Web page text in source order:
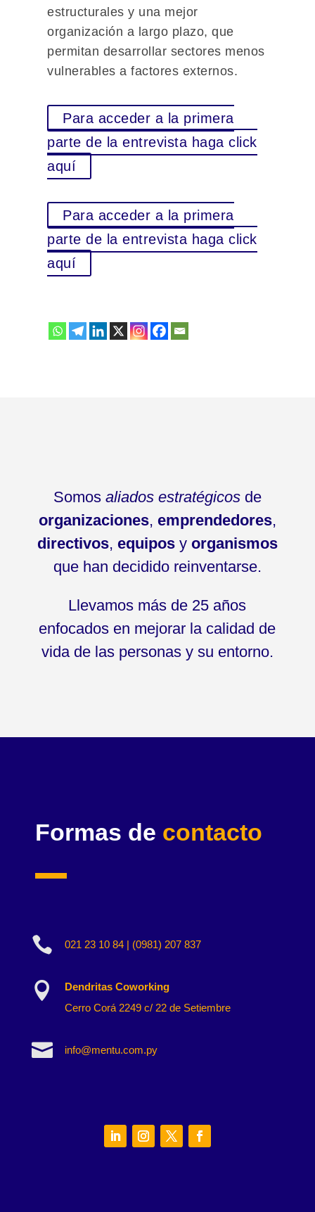
estructurales y una mejor
organización a largo plazo, que
permitan desarrollar sectores menos
vulnerables a factores externos.
Para acceder a la primera
parte de la entrevista haga click
aquí
Para acceder a la primera
parte de la entrevista haga click
aquí
Somos aliados estratégicosde
organizaciones, emprendedores,
directivos, equiposy organismos
que han decidido reinventarse.
Llevamos más de 25 años
enfocados en mejorar la calidad de
vida de las personas y su entorno.
Formas de contacto
 021 23 10 84 | (0981) 207 837

Dendritas Coworking
Cerro Corá 2249 c/ 22 de Setiembre
 info@mentu.com.py